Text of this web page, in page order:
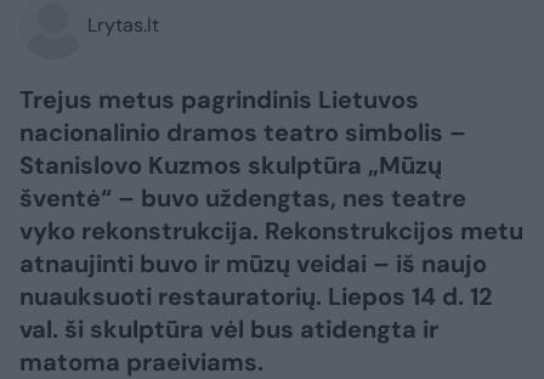
Lrytas.lt
Trejus metus pagrindinis Lietuvos
nacionalinio dramos teatro simbolis –
Stanislovo Kuzmos skulptūra „Mūzų
šventė“ – buvo uždengtas, nes teatre
vyko rekonstrukcija. Rekonstrukcijos metu
atnaujinti buvo ir mūzų veidai – iš naujo
nuauksuoti restauratorių. Liepos 14 d. 12
val. ši skulptūra vėl bus atidengta ir
matoma praeiviams.